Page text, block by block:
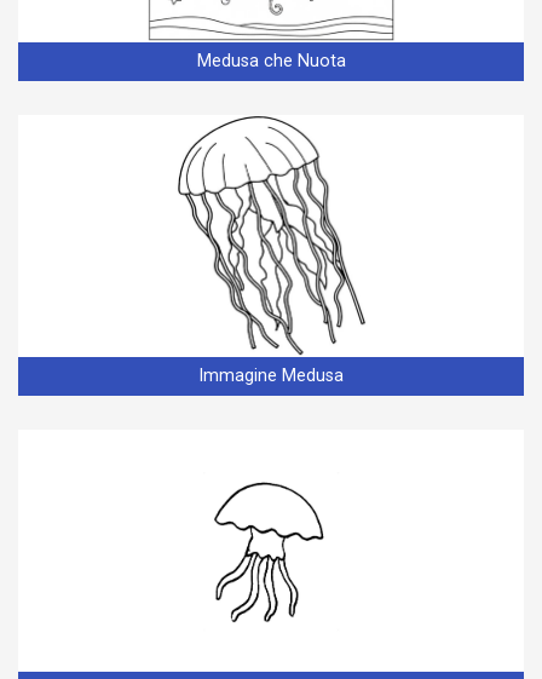
Medusa che Nuota
Immagine Medusa